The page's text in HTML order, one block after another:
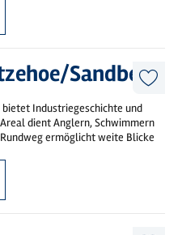
Sandberg
Industriegeschichte und
dient Anglern, Schwimmern
ermöglicht weite Blicke